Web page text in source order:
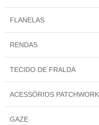
FLANELAS
RENDAS
TECIDO DE FRALDA
ACESSÓRIOS PATCHWORK
GAZE